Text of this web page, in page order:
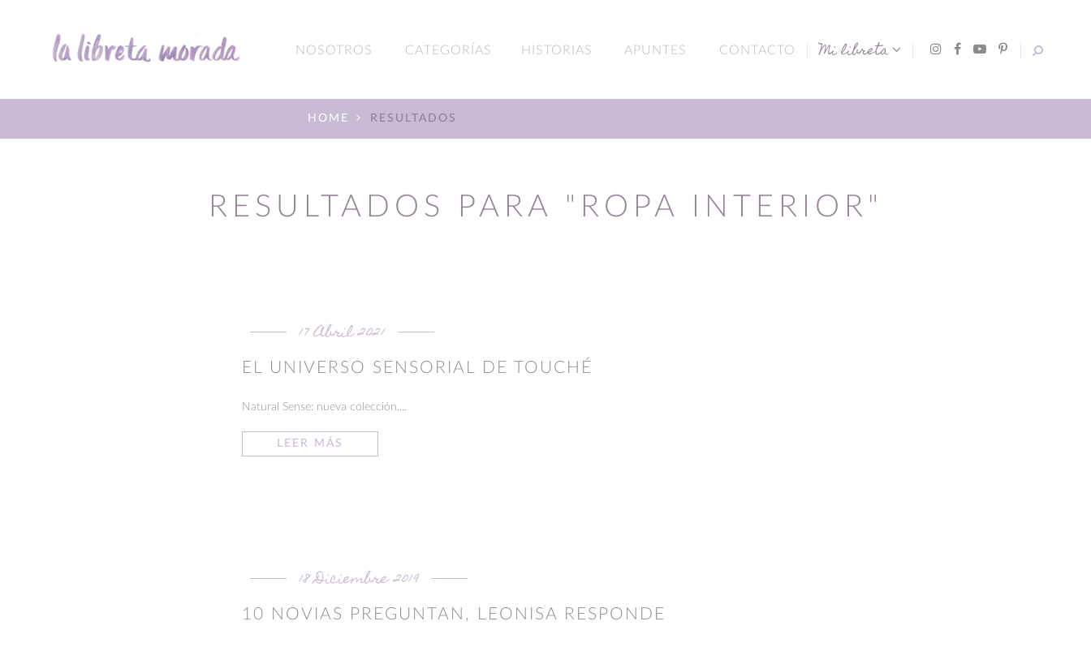
NOSOTROS CATEGORÍAS HISTORIAS APUNTES CONTACTO Mi libreta
HOME RESULTADOS
RESULTADOS PARA "ROPA INTERIOR"
17 Abril 2021
EL UNIVERSO SENSORIAL DE TOUCHÉ
Natural Sense: nueva colección....
LEER MÁS
18 Diciembre 2019
10 NOVIAS PREGUNTAN, LEONISA RESPONDE